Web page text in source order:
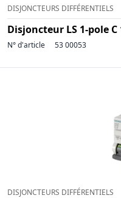
DISJONCTEURS DIFFÉRENTIELS
Disjoncteur LS 1-pole C
N° d'article 53 00053
DISJONCTEURS DIFFÉRENTIELS